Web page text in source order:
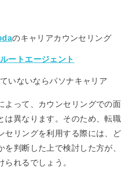
のキャリアカウンセリング
ートエージェント
いないならパソナキャリア
よって、カウンセリングでの面
は異なります。そのため、転職
セリングを利用する際には、ど
判断した上で検討した方が、
れるでしょう。